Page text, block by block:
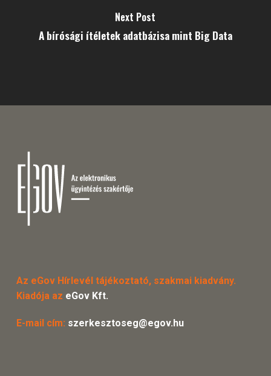
Next Post
A bírósági ítéletek adatbázisa mint Big Data
Az eGov Hírlevél tájékoztató, szakmai kiadvány.
Kiadója az eGov Kft.
E-mail cím: szerkesztoseg@egov.hu